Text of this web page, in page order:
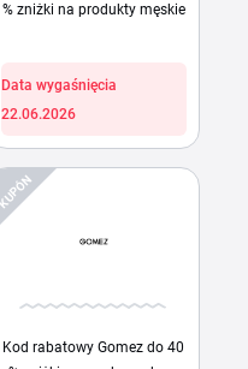
% zniżki na produkty męskie
Data wygaśnięcia
22.06.2026
KUPÓN
Kod rabatowy Gomez do 40